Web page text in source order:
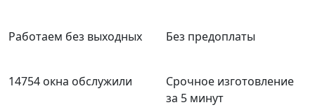
Работаем без выходных Без предоплаты
14754 окна обслужили
Срочное изготовление
за 5 минут